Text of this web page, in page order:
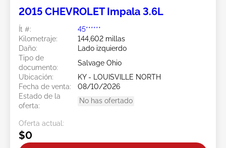
2015 CHEVROLET Impala 3.6L
Ít #:
45******
Kilometraje:
144,602 millas
Daño:
Lado izquierdo
Tipo de
documento:
Salvage Ohio
Ubicación:
KY - LOUISVILLE NORTH
Fecha de venta:
08/10/2026
Estado de la
oferta:
No has ofertado
Oferta actual:
$0